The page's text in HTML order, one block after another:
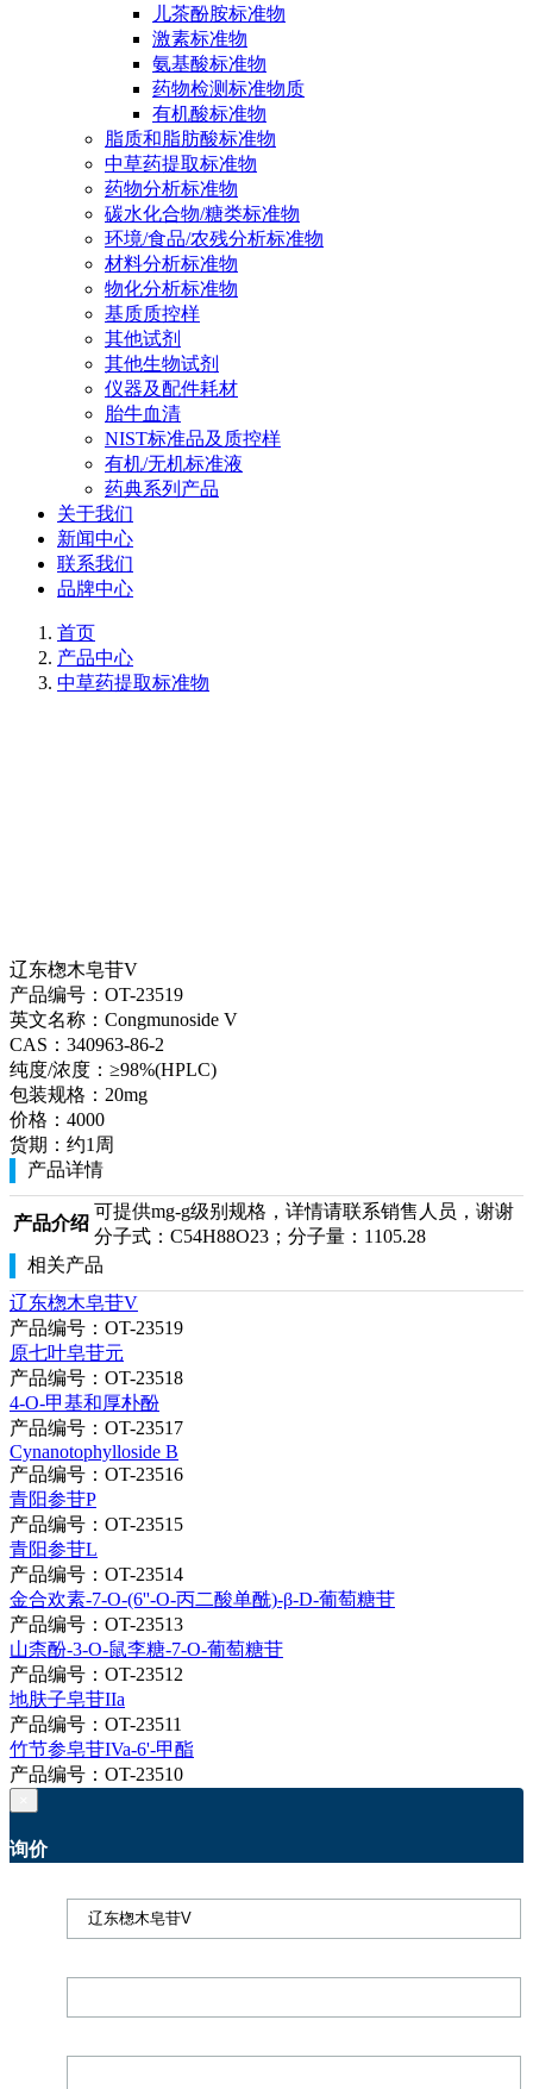
儿茶酚胺标准物
激素标准物
氨基酸标准物
药物检测标准物质
有机酸标准物
脂质和脂肪酸标准物
中草药提取标准物
药物分析标准物
碳水化合物/糖类标准物
环境/食品/农残分析标准物
材料分析标准物
物化分析标准物
基质质控样
其他试剂
其他生物试剂
仪器及配件耗材
胎牛血清
NIST标准品及质控样
有机/无机标准液
药典系列产品
关于我们
新闻中心
联系我们
品牌中心
首页
产品中心
中草药提取标准物
辽东楤木皂苷V
产品编号： OT-23519
英文名称： Congmunoside V
CAS： 340963-86-2
纯度/浓度： ≥98%(HPLC)
包装规格： 20mg
价格： 4000
货期： 约1周
产品详情
产品介绍
可提供mg-g级别规格，详情请联系销售人员，谢谢
分子式：C54H88O23；分子量：1105.28
相关产品
辽东楤木皂苷V
产品编号：OT-23519
原七叶皂苷元
产品编号：OT-23518
4-O-甲基和厚朴酚
产品编号：OT-23517
Cynanotophylloside B
产品编号：OT-23516
青阳参苷P
产品编号：OT-23515
青阳参苷L
产品编号：OT-23514
金合欢素-7-O-(6''-O-丙二酸单酰)-β-D-葡萄糖苷
产品编号：OT-23513
山柰酚-3-O-鼠李糖-7-O-葡萄糖苷
产品编号：OT-23512
地肤子皂苷IIa
产品编号：OT-23511
竹节参皂苷IVa-6'-甲酯
产品编号：OT-23510
询价